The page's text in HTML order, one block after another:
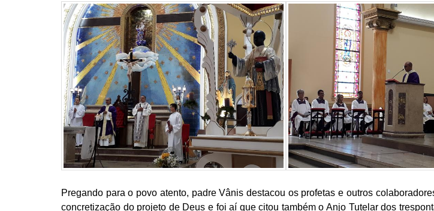
Pregando para o povo atento, padre Vânis destacou os profetas e outros
concretização do projeto de Deus e foi aí que citou também o Anjo Tutelar dos